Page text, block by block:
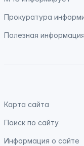
Прокуратура
Полезная информация
Карта сайта
Поиск по сайту
Информация о сайте